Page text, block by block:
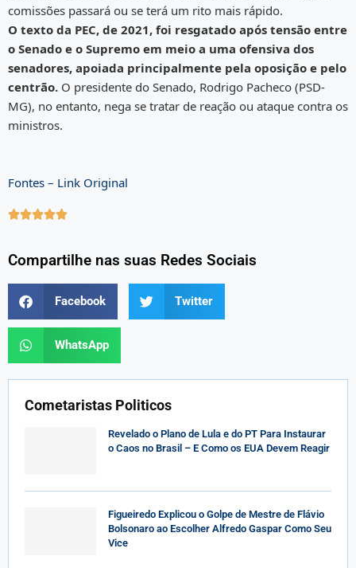
comissões passará ou se terá um rito mais rápido.
O texto da PEC, de 2021, foi resgatado após tensão entre
o Senado e o Supremo em meio a uma ofensiva dos
senadores, apoiada principalmente pela oposição e pelo
centrão. O presidente do Senado, Rodrigo Pacheco (PSD-
MG), no entanto, nega se tratar de reação ou ataque contra os
ministros.
Fontes – Link Original

Compartilhe nas suas Redes Sociais
Facebook Twitter
WhatsApp
Cometaristas Politicos
Revelado o Plano de Lula e do PT Para Instaurar
o Caos no Brasil – E Como os EUA Devem Reagir
Figueiredo Explicou o Golpe de Mestre de Flávio
Bolsonaro ao Escolher Alfredo Gaspar Como Seu
Vice